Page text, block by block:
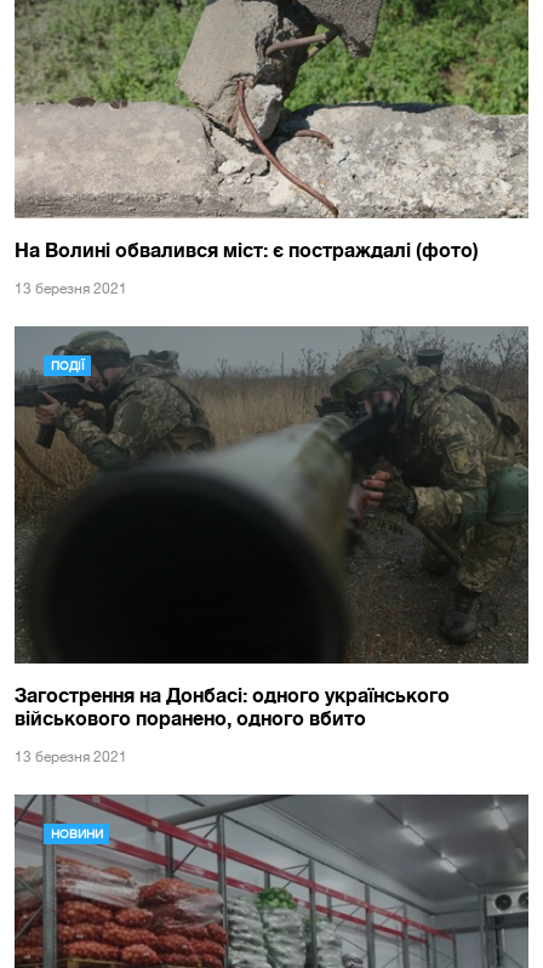
На Волині обвалився міст: є постраждалі (фото)
13 березня 2021
ПОДІЇ
Загострення на Донбасі: одного українського
військового поранено, одного вбито
13 березня 2021
НОВИНИ